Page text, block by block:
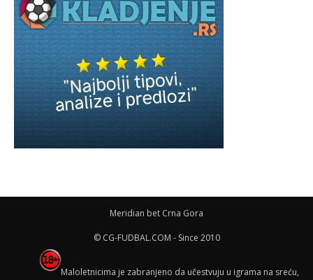
Meridian bet Crna Gora
© CG-FUDBAL.COM - Since 2010
Maloletnicima je zabranjeno da učestvuju u igrama na sreću,